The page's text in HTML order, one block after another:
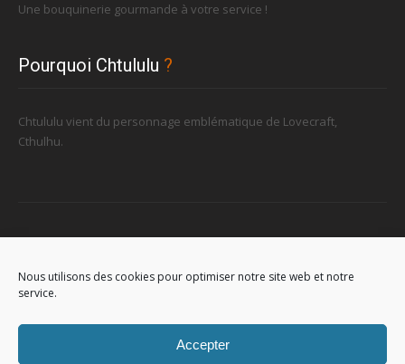
Nous utilisons des cookies pour optimiser notre site web et notre
service.
Accepter
Une bouquinerie gourmande à votre service !
Pourquoi Chtululu ?
Chtululu vient du personnage emblématique de Lovecraft,
Cthulhu.